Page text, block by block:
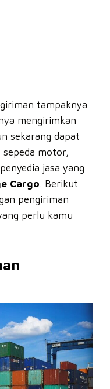
tampaknya
mengirimkan
sekarang dapat
motor,
jasa yang
Cargo. Berikut
pengiriman
perlu kamu